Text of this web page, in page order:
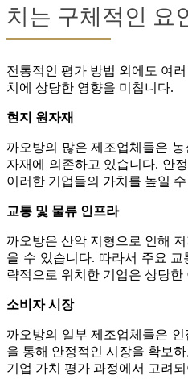
치는 구체적인 요
전통적인 평가 방법 외에도 여
치에 상당한 영향을 미칩니다.
현지 원자재
까오방의 많은 제조업체들은
자재에 의존하고 있습니다. 안
이러한 기업들의 가치를 높일
교통 및 물류 인프라
까오방은 산악 지형으로 인해
을 수 있습니다. 따라서 주요
략적으로 위치한 기업은 상당
소비자 시장
까오방의 일부 제조업체들은
을 통해 안정적인 시장을 확보
기업 가치 평가 과정에서 고려